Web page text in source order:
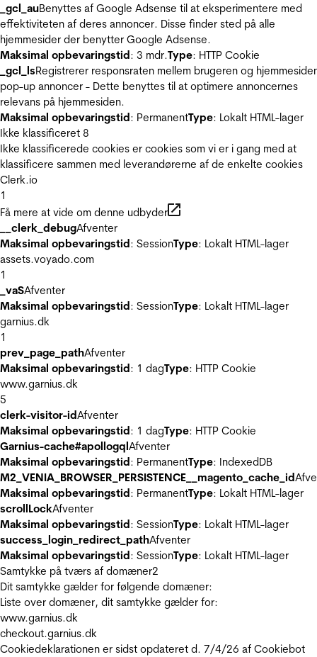
_gcl_auBenyttes af Google Adsense til at eksperimentere med
effektiviteten af deres annoncer. Disse finder sted på alle
hjemmesider der benytter Google Adsense.
Maksimal opbevaringstid: 3 mdr.Type: HTTP Cookie
_gcl_lsRegistrerer responsraten mellem brugeren og
pop-up annoncer - Dette benyttes til at optimere annoncernes
relevans på hjemmesiden.
Maksimal opbevaringstid: PermanentType: Lokalt HTML-lager
Ikke klassificeret 8
Ikke klassificerede cookies er cookies som vi er i gang med at
klassificere sammen med leverandørerne af de enkelte cookies
Clerk.io
1
Få mere at vide om denne udbyder
__clerk_debugAfventer
Maksimal opbevaringstid: SessionType: Lokalt HTML-lager
assets.voyado.com
1
_vaSAfventer
Maksimal opbevaringstid: SessionType: Lokalt HTML-lager
garnius.dk
1
prev_page_pathAfventer
Maksimal opbevaringstid: 1 dagType: HTTP Cookie
www.garnius.dk
5
clerk-visitor-idAfventer
Maksimal opbevaringstid: 1 dagType: HTTP Cookie
Garnius-cache#apollogqlAfventer
Maksimal opbevaringstid: PermanentType: IndexedDB
M2_VENIA_BROWSER_PERSISTENCE__magento_cache_id
Maksimal opbevaringstid: PermanentType: Lokalt HTML-lager
scrollLockAfventer
Maksimal opbevaringstid: SessionType: Lokalt HTML-lager
success_login_redirect_pathAfventer
Maksimal opbevaringstid: SessionType: Lokalt HTML-lager
Samtykke på tværs af domæner2
Dit samtykke gælder for følgende domæner:
Liste over domæner, dit samtykke gælder for:
www.garnius.dk
checkout.garnius.dk
Cookiedeklarationen er sidst opdateret d. 7/4/26 af Cookiebot